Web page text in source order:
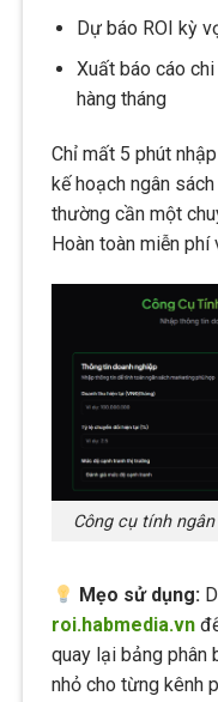
Dự báo ROI kỳ
Xuất báo cáo
hàng tháng
Chỉ mất 5 phút
kế hoạch ngân
thường cần một
Hoàn toàn miễn
Công cụ tính
Mẹo sử dụng:
roi.habmedia.vn
quay lại bảng phân
nhỏ cho từng kênh